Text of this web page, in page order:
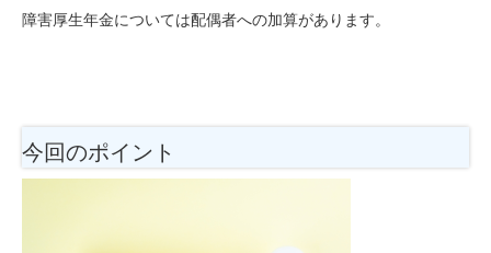
障害厚生年金については配偶者への加算があります。
今回のポイント